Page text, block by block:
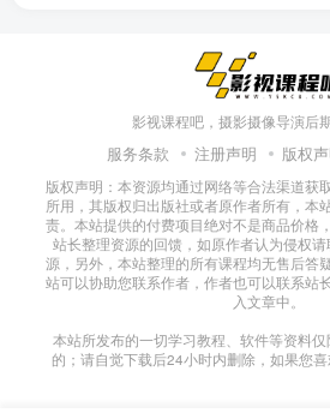
影视课程吧，摄影摄像导演后
服务条款 注册声明 版权
版权声明：本资源均通过网络等合法渠道获
所用，其版权归出版社或者原作者所有，本
责。本站提供的付费项目绝对不是商品价格
站长整理资源的回馈，如原作者认为侵权
源，另外，本站整理的所有课程均无售后答
站可以协助您联系作者，作者也可以联系站
入文章中。
本站所发布的一切学习教程、软件等资料
的；请自觉下载后24小时内删除，如果您